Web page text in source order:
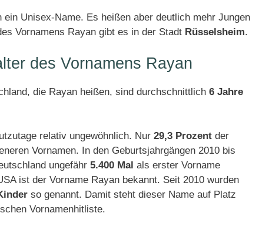
Unisex-Name. Es heißen aber deutlich mehr Jungen
Vornamens Rayan gibt es in der Stadt Rüsselsheim.
des Vornamens Rayan
die Rayan heißen, sind durchschnittlich 6 Jahre
relativ ungewöhnlich. Nur 29,3 Prozent der
Vornamen. In den Geburtsjahrgängen 2010 bis
ungefähr 5.400 Mal als erster Vorname
ist der Vorname Rayan bekannt. Seit 2010 wurden
so genannt. Damit steht dieser Name auf Platz
Vornamenhitliste.